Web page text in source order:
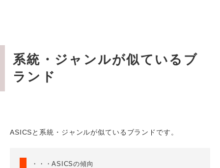
系統・ジャンルが似ているブ
ランド
ASICSと系統・ジャンルが似ているブランドです。
・・・ASICSの傾向